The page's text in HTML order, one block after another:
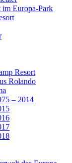
im Europa-Park
Resort
Rolando
– 2014